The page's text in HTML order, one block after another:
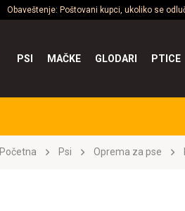
Obaveštenje: Poštovani kupci, ukoliko se
PSI MAČKE GLODARI PTICE
Početna Psi Oprema za pse